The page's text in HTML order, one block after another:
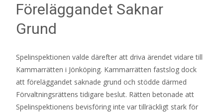
Föreläggandet Saknar
Grund
Spelinspektionen valde därefter att driva ärendet vidare till
Kammarrätten i Jönköping. Kammarrätten fastslog dock
att föreläggandet saknade grund och stödde därmed
Förvaltningsrättens tidigare beslut. Rätten betonade att
Spelinspektionens bevisföring inte var tillräckligt stark för